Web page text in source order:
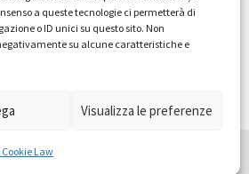
a queste tecnologie ci permetterà di
o ID unici su questo sito. Non
su alcune caratteristiche e
Visualizza le preferenze
Lawd'uso